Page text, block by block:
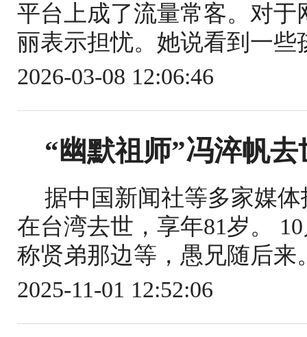
平台上成了流量常客。对
丽表示担忧。她说看到一
2026-03-08 12:06:46
“幽默祖师”冯淬帆
据中国新闻社等多家媒
在台湾去世，享年81岁。
称贤弟那边等，愚兄随后
2025-11-01 12:52:06